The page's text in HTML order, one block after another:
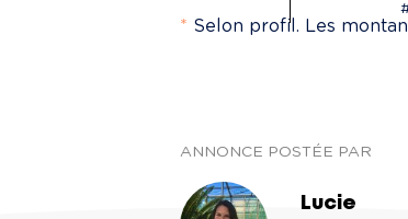
* Selon profil. Les
ANNONCE POSTÉE PAR
Lucie